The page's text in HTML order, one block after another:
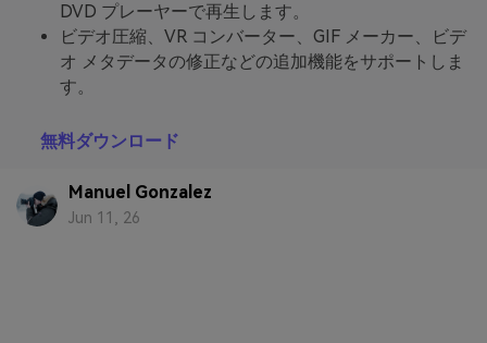
DVD プレーヤーで再生します。
ビデオ圧縮、VR コンバーター、GIF メーカー、ビデ
オ メタデータの修正などの追加機能をサポートしま
す。
無料ダウンロード
Manuel Gonzalez
Jun 11, 26